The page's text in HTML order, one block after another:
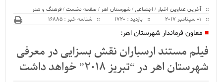
آخرین عناوین اخبار / اجتماعی/شهرستان اهر /صفحه نخست/فرهنگ و هنر
بازدید : 1720 شناسه خبر : 16885
معاون فرماندار شهرستان اهر:
فیلم مستند ارسباران نقش بسزایی در معرفی
شهرستان اهر در “تبریز 2018” خواهد داشت